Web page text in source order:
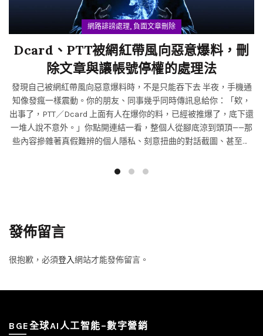
網路誹謗處理, 負面文章刪除
Dcard、PTT被網紅帶風向惡意爆料，刪
除文章與讓帳號停權的處理法
發現自己被網紅帶風向惡意爆料時，不是只能吞下去 半夜，手機通
知像發瘋一樣震動。你的朋友、同事幾乎同時傳訊息給你：「欸，
出事了，PTT／Dcard 上面有人在爆你的料，已經被推爆了，底下還
一堆人說不意外。」你點開連結一看，整個人從腳底涼到頭頂——那
些內容摻雜著真假難辨的個人隱私、刻意扭曲的對話截圖、甚至憑
出奇地一致，幾分鐘內就洗出好幾頁謾罵，而且好幾個留言的用
貼文。網紅沒有指名道姓，但暗示的線索足夠讓「粉絲／鄉民」自
動辦案，把你祖宗十八代都挖出來，然後在 Dcard、PTT 上進行系
組織化名譽侵害」，實務上處理起來確實比一般的網路謾罵複雜很
與匿名帳號之間的法律連帶關係，以及平台面對這類「灰色地帶」
些惡意文章被刪除，如何讓帶風向的帳號被停權，以及如何追究網
發佈留言
很抱歉，必須登入網站才能發佈留言。
BGE全球AI人工智能–數字營銷